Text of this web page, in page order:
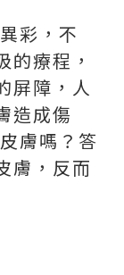
彩，不
的療程，
屏障，人
造成傷
膚嗎？答
膚，反而